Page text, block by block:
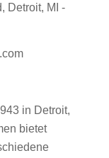
Detroit, MI -
in Detroit,
bietet